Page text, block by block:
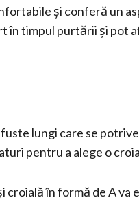
și conferă un
în timpul purtării și pot
lungi care se
pentru a alege o
croială în formă de A va